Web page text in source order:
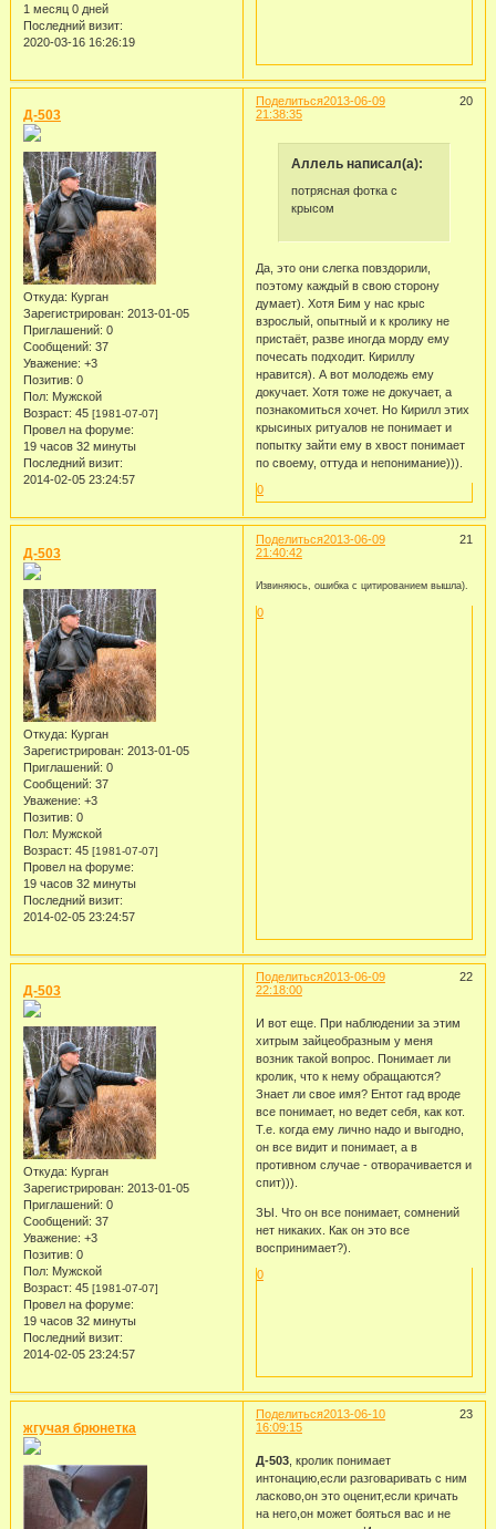
1 месяц 0 дней
Последний визит:
2020-03-16 16:26:19
Поделиться 20
2013-06-09
21:38:35
Д-503
Откуда: Курган
Зарегистрирован: 2013-01-05
Приглашений: 0
Сообщений: 37
Уважение: +3
Позитив: 0
Пол: Мужской
Возраст: 45 [1981-07-07]
Провел на форуме:
19 часов 32 минуты
Последний визит:
2014-02-05 23:24:57
Аллель написал(а):
потрясная фотка с
крысом
Да, это они слегка повздорили,
поэтому каждый в свою сторону
думает). Хотя Бим у нас крыс
взрослый, опытный и к кролику не
пристаёт, разве иногда морду ему
почесать подходит. Кириллу
нравится). А вот молодежь ему
докучает. Хотя тоже не докучает, а
познакомиться хочет. Но Кирилл этих
крысиных ритуалов не понимает и
попытку зайти ему в хвост понимает
по своему, оттуда и непонимание))).
0
Поделиться 21
2013-06-09
21:40:42
Д-503
Откуда: Курган
Зарегистрирован: 2013-01-05
Приглашений: 0
Сообщений: 37
Уважение: +3
Позитив: 0
Пол: Мужской
Возраст: 45 [1981-07-07]
Провел на форуме:
19 часов 32 минуты
Последний визит:
2014-02-05 23:24:57
Извиняюсь, ошибка с цитированием вышла).
0
Поделиться 22
2013-06-09
22:18:00
Д-503
Откуда: Курган
Зарегистрирован: 2013-01-05
Приглашений: 0
Сообщений: 37
Уважение: +3
Позитив: 0
Пол: Мужской
Возраст: 45 [1981-07-07]
Провел на форуме:
19 часов 32 минуты
Последний визит:
2014-02-05 23:24:57
И вот еще. При наблюдении за этим
хитрым зайцеобразным у меня
возник такой вопрос. Понимает ли
кролик, что к нему обращаются?
Знает ли свое имя? Ентот гад вроде
все понимает, но ведет себя, как кот.
Т.е. когда ему лично надо и выгодно,
он все видит и понимает, а в
противном случае - отворачивается и
спит))).
ЗЫ. Что он все понимает, сомнений
нет никаких. Как он это все
воспринимает?).
0
Поделиться 23
2013-06-10
16:09:15
жгучая брюнетка
Д-503, кролик понимает
интонацию,если разговаривать с ним
ласково,он это оценит,если кричать
на него,он может бояться вас и не